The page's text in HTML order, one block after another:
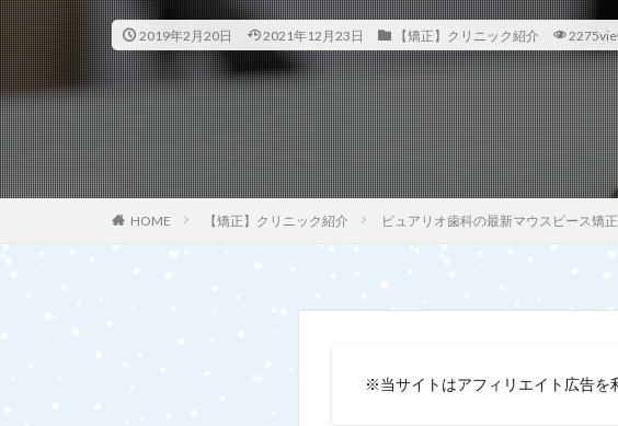
2019年2月20日 2021年12月23日 【矯正】クリニック紹介
HOME 【矯正】クリニック紹介 ピュアリオ歯科の最新マウスピース矯
※当サイトはアフィリエイト広告を